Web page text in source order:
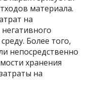
материала.
на
Более того,
непосредственно
хранения
на